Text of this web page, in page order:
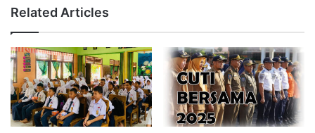
Related Articles